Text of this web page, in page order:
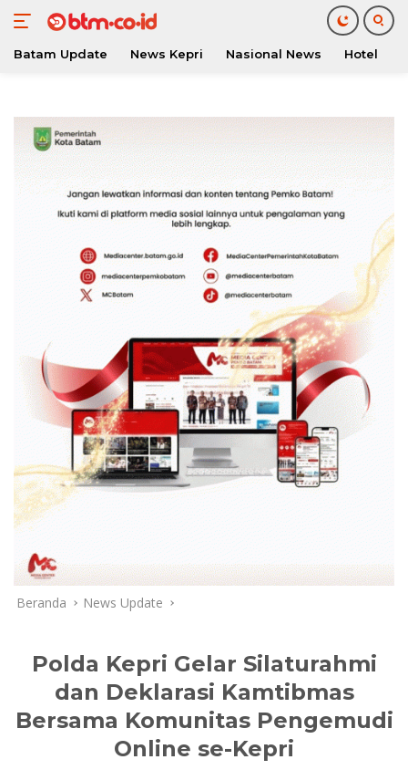
konten
Batam Update News Kepri Nasional News Hotel
Beranda News Update
Polda Kepri Gelar Silaturahmi
dan Deklarasi Kamtibmas
Bersama Komunitas Pengemudi
Online se-Kepri